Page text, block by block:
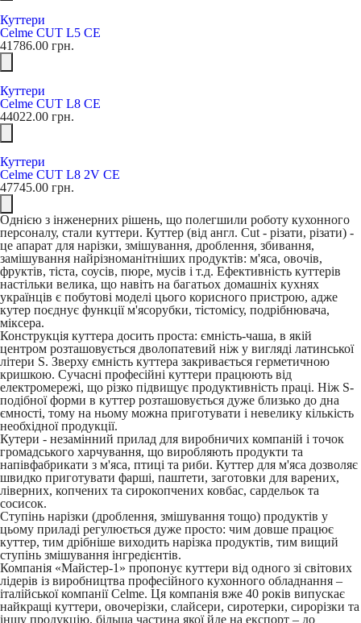
Куттери
Celme CUT L5 CE
41786.00 грн.
Куттери
Celme CUT L8 CE
44022.00 грн.
Куттери
Celme CUT L8 2V CE
47745.00 грн.
Однією з інженерних рішень, що полегшили роботу кухонного
персоналу, стали куттери. Куттер (від англ. Cut - різати, різати) -
це апарат для нарізки, змішування, дроблення, збивання,
замішування найрізноманітніших продуктів: м'яса, овочів,
фруктів, тіста, соусів, пюре, мусів і т.д. Ефективність куттерів
настільки велика, що навіть на багатьох домашніх кухнях
українців є побутові моделі цього корисного пристрою, адже
кутер поєднує функції м'ясорубки, тістомісу, подрібнювача,
міксера.
Конструкція куттера досить проста: ємність-чаша, в якій
центром розташовується дволопатевий ніж у вигляді латинської
літери S. Зверху ємність куттера закривається герметичною
кришкою. Сучасні професійні куттери працюють від
електромережі, що різко підвищує продуктивність праці. Ніж S-
подібної форми в куттер розташовується дуже близько до дна
ємності, тому на ньому можна приготувати і невелику кількість
необхідної продукції.
Кутери - незамінний прилад для виробничих компаній і точок
громадського харчування, що виробляють продукти та
напівфабрикати з м'яса, птиці та риби. Куттер для м'яса дозволяє
швидко приготувати фарші, паштети, заготовки для варених,
ліверних, копчених та сирокопчених ковбас, сардельок та
сосисок.
Ступінь нарізки (дроблення, змішування тощо) продуктів у
цьому приладі регулюється дуже просто: чим довше працює
куттер, тим дрібніше виходить нарізка продуктів, тим вищий
ступінь змішування інгредієнтів.
Компанія «Майстер-1» пропонує куттери від одного зі світових
лідерів із виробництва професійного кухонного обладнання –
італійської компанії Celme. Ця компанія вже 40 років випускає
найкращі куттери, овочерізки, слайсери, сиротерки, сирорізки та
іншу продукцію, більша частина якої йде на експорт – до